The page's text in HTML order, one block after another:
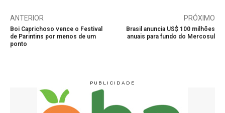
ANTERIOR
Boi Caprichoso vence o Festival
de Parintins por menos de um
ponto
PRÓXIMO
Brasil anuncia US$ 100 milhões
anuais para fundo do Mercosul